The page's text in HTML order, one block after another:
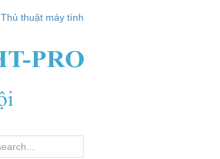
Thủ thuật máy tính